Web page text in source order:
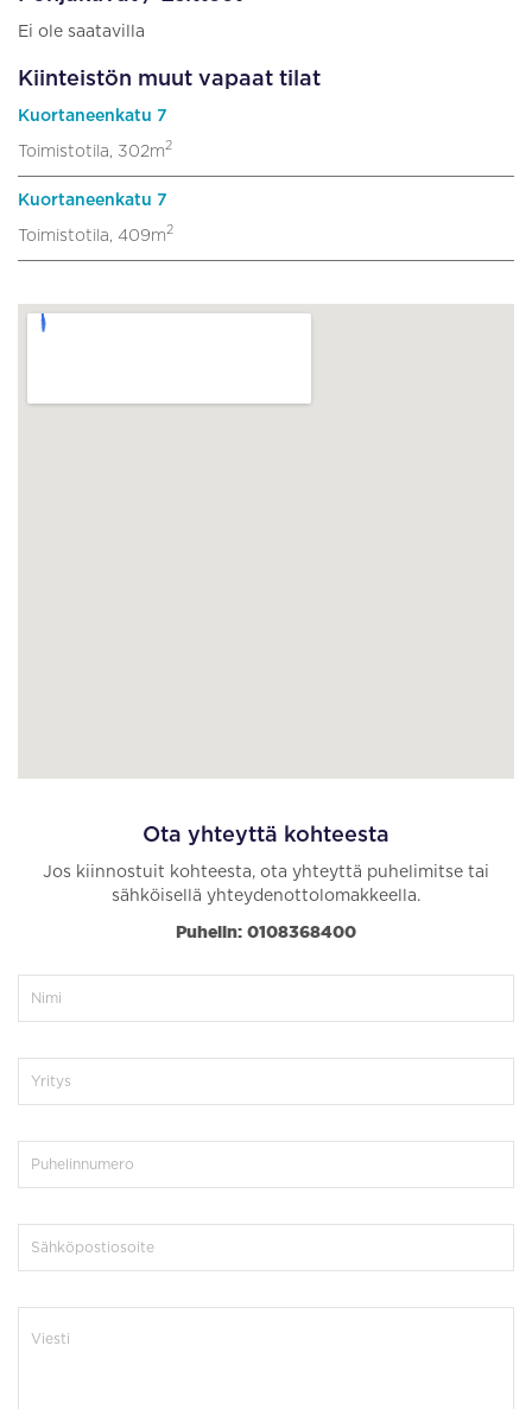
Ei ole saatavilla
Kiinteistön muut vapaat tilat
Kuortaneenkatu 7
Toimistotila, 302m2
Kuortaneenkatu 7
Toimistotila, 409m2
Ota yhteyttä kohteesta
Jos kiinnostuit kohteesta, ota yhteyttä puhelimitse tai
sähköisellä yhteydenottolomakkeella.
Puhelin: 0108368400